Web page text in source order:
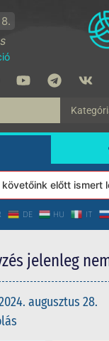
előtt ismert
DE HU IT
jelenleg
augusztus 28.